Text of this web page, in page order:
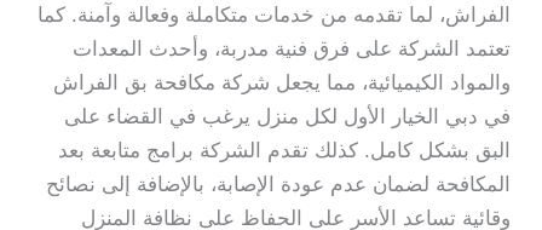
الفراش، لما تقدمه من خدمات متكاملة وفعالة وآمنة. كما
تعتمد الشركة على فرق فنية مدربة، وأحدث المعدات
والمواد الكيميائية، مما يجعل شركة مكافحة بق الفراش
في دبي الخيار الأول لكل منزل يرغب في القضاء على
البق بشكل كامل. كذلك تقدم الشركة برامج متابعة بعد
المكافحة لضمان عدم عودة الإصابة، بالإضافة إلى نصائح
وقائية تساعد الأسر على الحفاظ على نظافة المنزل